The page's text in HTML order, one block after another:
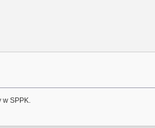
SPPK.